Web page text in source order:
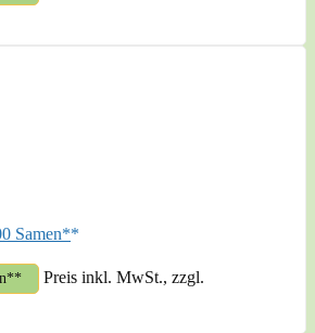
Samen*
Preis inkl. MwSt., zzgl.